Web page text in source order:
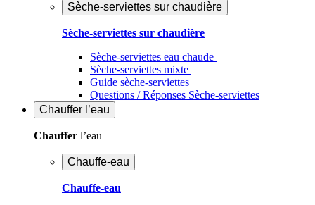
Sèche-serviettes sur chaudière
Sèche-serviettes sur chaudière
Sèche-serviettes eau chaude
Sèche-serviettes mixte
Guide sèche-serviettes
Questions / Réponses Sèche-serviettes
Chauffer l’eau
Chauffer l’eau
Chauffe-eau
Chauffe-eau